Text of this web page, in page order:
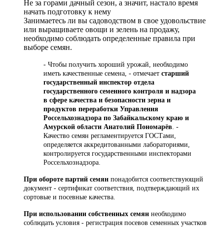
Не за горами дачный сезон, а значит, настало время
начать подготовку к нему
Занимаетесь ли вы садоводством в свое удовольствие
или выращиваете овощи и зелень на продажу,
необходимо соблюдать определенные правила при
выборе семян.
- Чтобы получить хороший урожай, необходимо
иметь качественные семена, - отмечает старший
государственный инспектор отдела
государственного семенного контроля и надзора
в сфере качества и безопасности зерна и
продуктов переработки Управления
Россельхознадзора по Забайкальскому краю и
Амурской области Анатолий Пономарёв . -
Качество семян регламентируется ГОСТами,
определяется аккредитованными лабораториями,
контролируется государственными инспекторами
Россельхознадзора.
При обороте партий семян понадобится соответствующий
документ - сертификат соответствия, подтверждающий их
сортовые и посевные качества.
При использовании собственных семян необходимо
соблюдать условия - регистрация посевов семенных участков